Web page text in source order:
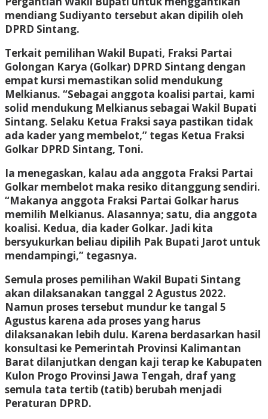
mendiang Sudiyanto tersebut akan dipilih oleh
DPRD Sintang.
Terkait pemilihan Wakil Bupati, Fraksi Partai
Golongan Karya (Golkar) DPRD Sintang dengan
empat kursi memastikan solid mendukung
Melkianus. “Sebagai anggota koalisi partai, kami
solid mendukung Melkianus sebagai Wakil Bupati
Sintang. Selaku Ketua Fraksi saya pastikan tidak
ada kader yang membelot,” tegas Ketua Fraksi
Golkar DPRD Sintang, Toni.
Ia menegaskan, kalau ada anggota Fraksi Partai
Golkar membelot maka resiko ditanggung sendiri.
“Makanya anggota Fraksi Partai Golkar harus
memilih Melkianus. Alasannya; satu, dia anggota
koalisi. Kedua, dia kader Golkar. Jadi kita
bersyukurkan beliau dipilih Pak Bupati Jarot untuk
mendampingi,” tegasnya.
Semula proses pemilihan Wakil Bupati Sintang
akan dilaksanakan tanggal 2 Agustus 2022.
Namun proses tersebut mundur ke tangal 5
Agustus karena ada proses yang harus
dilaksanakan lebih dulu. Karena berdasarkan hasil
konsultasi ke Pemerintah Provinsi Kalimantan
Barat dilanjutkan dengan kaji terap ke Kabupaten
Kulon Progo Provinsi Jawa Tengah, draf yang
semula tata tertib (tatib) berubah menjadi
Peraturan DPRD.